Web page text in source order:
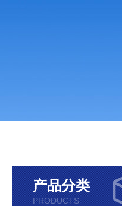
产品分类
PRODUCTS